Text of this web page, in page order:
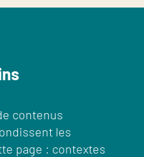
contenus
les
page : contextes